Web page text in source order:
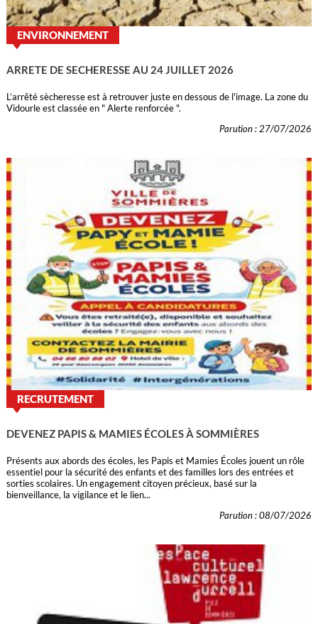
ENVIRONNEMENT
ARRETE DE SECHERESSE AU 24 JUILLET 2026
L’arrêté sècheresse est à retrouver juste en dessous de l'image. La zone du
Vidourle est classée en " Alerte renforcée ".
Parution : 27/07/2026
RECRUTEMENT
DEVENEZ PAPIS & MAMIES ÉCOLES À SOMMIÈRES
Présents aux abords des écoles, les Papis et Mamies Écoles jouent un rôle
essentiel pour la sécurité des enfants et des familles lors des entrées et
sorties scolaires. Un engagement citoyen précieux, basé sur la
bienveillance, la vigilance et le lien...
Parution : 08/07/2026